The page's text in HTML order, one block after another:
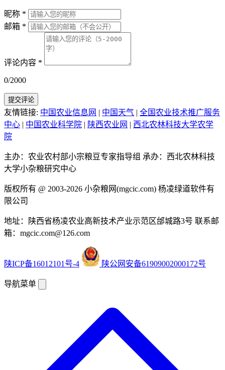
昵称 *
邮箱 *
评论内容 *
0/2000
提交评论
友情链接: 中国农业信息网 | 中国天气 | 全国农业技术推广服务
中心 | 中国农业科学院 | 陕西农业网 | 西北农林科技大学农学
院
主办：农业农村部小宗粮豆专家指导组 承办：西北农林科技
大学小杂粮研究中心
版权所有 @ 2003-2026 小杂粮网(mgcic.com) 杨凌绿道软件有
限公司
地址：陕西省杨凌农业高新技术产业示范区邰城路3号 联系邮
箱：mgcic.com@126.com
陕ICP备16012101号-4 陕公网安备61909002000172号
导航菜单